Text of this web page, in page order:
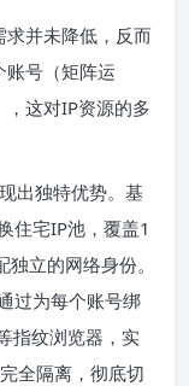
求并未降低，反而
账号（矩阵运
这对IP资源的多
出独特优势。基
住宅IP池，覆盖1
立的网络身份。
过为每个账号绑
指纹浏览器，实
全隔离，彻底切